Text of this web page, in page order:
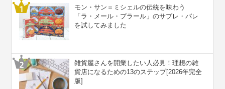
モン・サン＝ミシェルの伝統を味わう
「ラ・メール・プラール」のサブレ・パレ
を試してみました
雑貨屋さんを開業したい人必見！理想の雑
貨店になるための13のステップ[2026年完全
版]